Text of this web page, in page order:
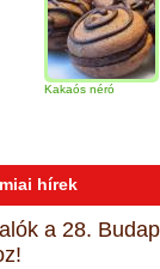
Kakaós néró
hírek
a 28.